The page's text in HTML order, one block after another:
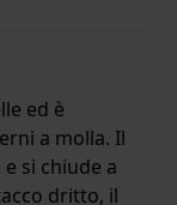
ed è
a molla. Il
si chiude a
dritto, il